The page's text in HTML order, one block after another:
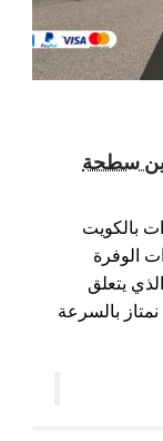
/ ونش كرين سطحة
بالكويت
الوفرة
يتعلق
بالسرعة